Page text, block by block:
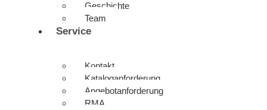
Geschichte
Team
Service
Kontakt
Kataloganforderung
Angebotanforderung
RMA